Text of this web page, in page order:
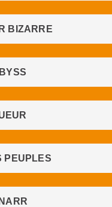
BIZARRE
PEUPLES